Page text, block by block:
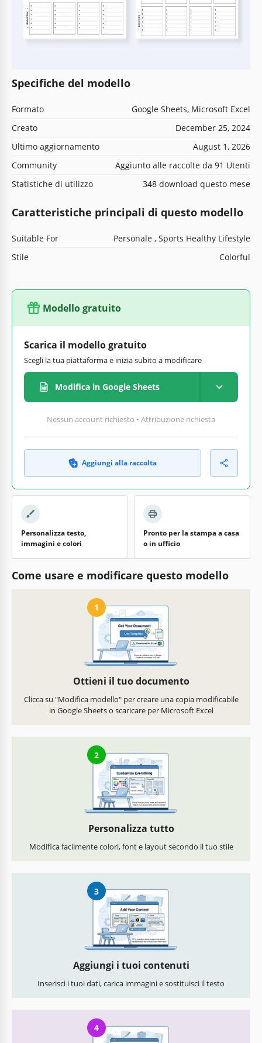
Specifiche del modello
Formato
Google Sheets, Microsoft Excel
Creato
December 25, 2024
Ultimo aggiornamento
August 1, 2026
Community
Aggiunto alle raccolte da 91 Utenti
Statistiche di utilizzo
348 download questo mese
Caratteristiche principali di questo modello
Suitable For
Personale , Sports Healthy Lifestyle
Stile
Colorful
Modello gratuito
Scarica il modello gratuito
Scegli la tua piattaforma e inizia subito a modificare
Modifica in Google Sheets
Nessun account richiesto • Attribuzione richiesta
Aggiungi alla raccolta
Personalizza testo,
immagini e colori
Pronto per la stampa a casa
o in ufficio
Come usare e modificare questo modello
1
Ottieni il tuo documento
Clicca su "Modifica modello" per creare una copia modificabile
in Google Sheets o scaricare per Microsoft Excel
2
Personalizza tutto
Modifica facilmente colori, font e layout secondo il tuo stile
3
Aggiungi i tuoi contenuti
Inserisci i tuoi dati, carica immagini e sostituisci il testo
4